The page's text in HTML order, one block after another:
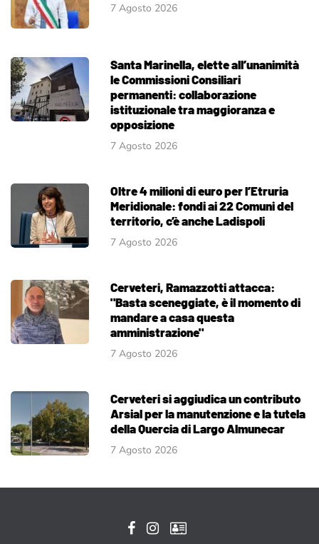
7 Agosto 2026
Santa Marinella, elette all’unanimità
le Commissioni Consiliari
permanenti: collaborazione
istituzionale tra maggioranza e
opposizione
7 Agosto 2026
Oltre 4 milioni di euro per l’Etruria
Meridionale: fondi ai 22 Comuni del
territorio, c’è anche Ladispoli
7 Agosto 2026
Cerveteri, Ramazzotti attacca:
"Basta sceneggiate, è il momento di
mandare a casa questa
amministrazione"
7 Agosto 2026
Cerveteri si aggiudica un contributo
Arsial per la manutenzione e la tutela
della Quercia di Largo Almunecar
7 Agosto 2026